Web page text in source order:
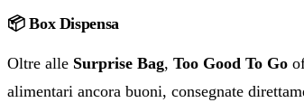
📦 Box Dispensa
Oltre alle Surprise Bag, Too Good To Go
alimentari ancora buoni, consegnate